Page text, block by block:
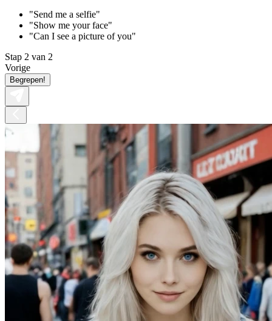
"Send me a selfie"
"Show me your face"
"Can I see a picture of you"
Stap 2 van 2
Vorige
Begrepen!